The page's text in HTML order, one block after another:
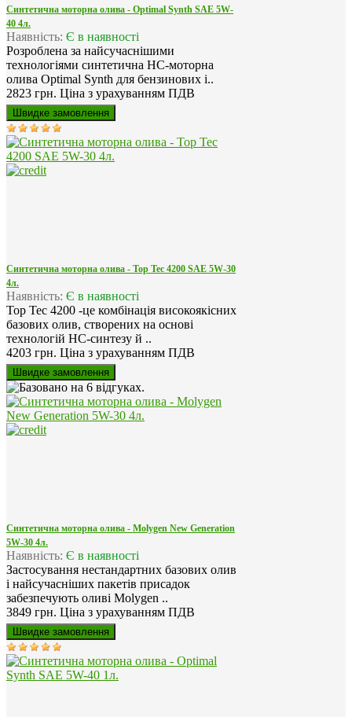
Синтетична моторна олива - Optimal Synth SAE 5W-
40 4л.
Наявність: Є в наявності
Розроблена за найсучаснішими
технологіями синтетична HC-моторна
олива Optimal Synth для бензинових і..
2823 грн. Ціна з урахуванням ПДВ
Синтетична моторна олива - Top Tec 4200 SAE 5W-30
4л.
Наявність: Є в наявності
Top Tec 4200 -це комбінація високоякісних
базових олив, створених на основі
технологій HC-синтезу й ..
4203 грн. Ціна з урахуванням ПДВ
Синтетична моторна олива - Molygen New Generation
5W-30 4л.
Наявність: Є в наявності
Застосування нестандартних базових олив
і найсучасніших пакетів присадок
забезпечують оливі Molygen ..
3849 грн. Ціна з урахуванням ПДВ